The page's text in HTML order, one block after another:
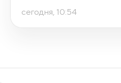
сегодня, 10:54